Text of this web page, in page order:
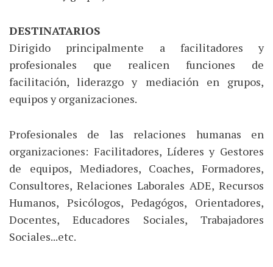
DESTINATARIOS
Dirigido principalmente a facilitadores y
profesionales que realicen funciones de
facilitación, liderazgo y mediación en grupos,
equipos y organizaciones.
Profesionales de las relaciones humanas en
organizaciones: Facilitadores, Líderes y Gestores
de equipos, Mediadores, Coaches, Formadores,
Consultores, Relaciones Laborales ADE, Recursos
Humanos, Psicólogos, Pedagógos, Orientadores,
Docentes, Educadores Sociales, Trabajadores
Sociales...etc.